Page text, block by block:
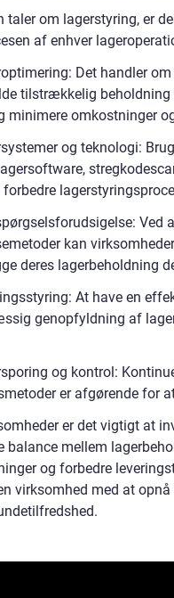
taler om lagerstyring, er
af enhver
Det handler
tilstrækkelig
minimere omkostninger
og teknologi:
Ved
kan
deres lagerbeholdning
At have en
genopfyldning af
og kontrol:
er afgørende for
er det vigtigt at
balance mellem
og forbedre
virksomhed med at